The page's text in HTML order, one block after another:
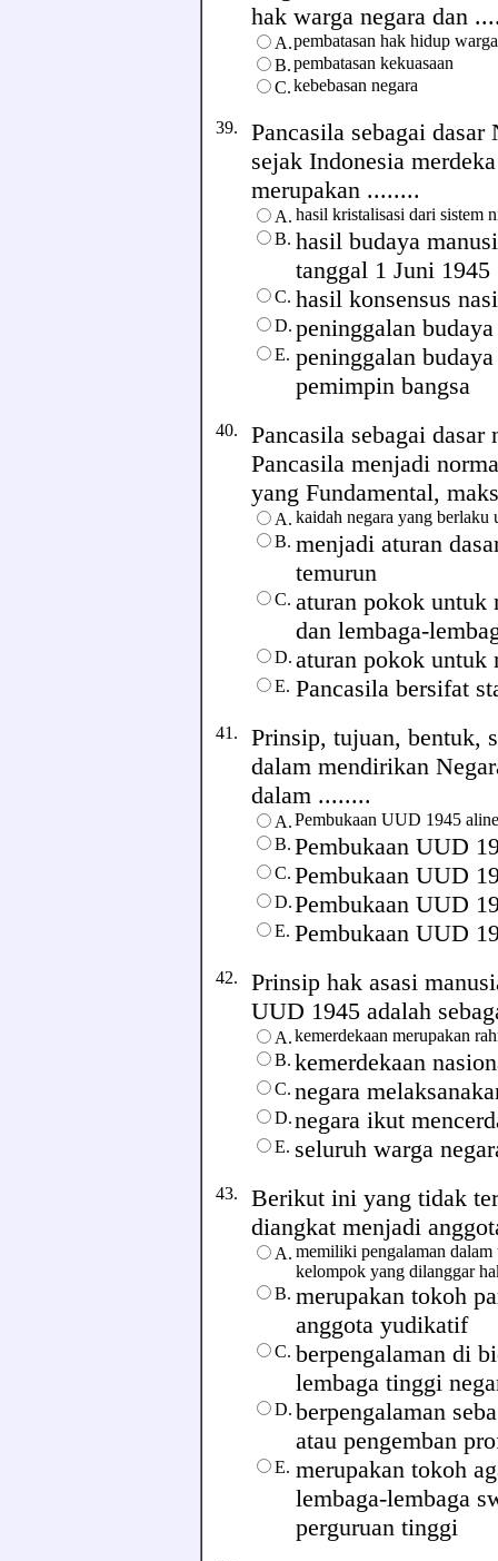
hak warga negara dan
A.pembatasan hak hidup warga
B.pembatasan kekuasaan
C.kebebasan negara
39. Pancasila sebagai
sejak Indonesia
merupakan ........
A. hasil kristalisasi dari sistem
B. hasil budaya
tanggal 1 Juni 1945
C. hasil konsensus
D. peninggalan
E. peninggalan
pemimpin bangsa
40. Pancasila sebagai
Pancasila menjadi
yang Fundamental,
A. kaidah negara yang berlaku
B. menjadi aturan
temurun
C. aturan pokok untuk
dan lembaga-
D. aturan pokok untuk
E. Pancasila bersifat
41. Prinsip, tujuan, bentuk,
dalam mendirikan
dalam ........
A.Pembukaan UUD 1945
B. Pembukaan UUD
C. Pembukaan UUD
D.Pembukaan UUD
E. Pembukaan UUD
42. Prinsip hak asasi
UUD 1945 adalah
A.kemerdekaan merupakan
B. kemerdekaan
C. negara
D.negara ikut
E. seluruh warga
43. Berikut ini yang tidak
diangkat menjadi
A. memiliki pengalaman
kelompok yang dilanggar
B. merupakan tokoh
anggota yudikatif
C. berpengalaman di
lembaga tinggi
D. berpengalaman
atau pengemban
E. merupakan tokoh
lembaga-lembaga
perguruan tinggi